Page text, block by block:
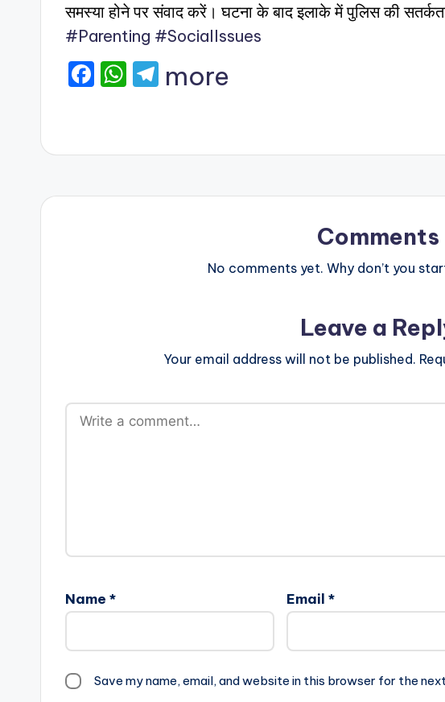
समस्या होने पर संवाद करें। घटना के बाद इलाके में पुलिस की
#Parenting #SocialIssues
F
e
o
W
ts
p
T
gr
m
more
Comments
No comments yet. Why don’t you
Leave a
Your email address will not be published.
Name * Email *
Save my name, email, and website in this browser for the